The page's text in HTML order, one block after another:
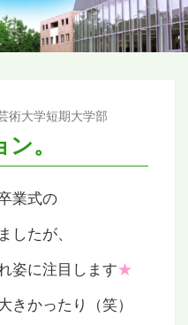
術大学短期大学部
。
業式の
たが、
姿に注目します★
きかったり（笑）